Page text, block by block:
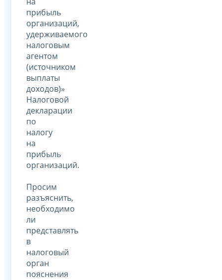
прибыль
организаций,
удерживаемого
налоговым
агентом
(источником
выплаты
доходов)»
Налоговой
декларации
по
налогу
на
прибыль
организаций.
Просим
разъяснить,
необходимо
ли
представлять
в
налоговый
орган
пояснения